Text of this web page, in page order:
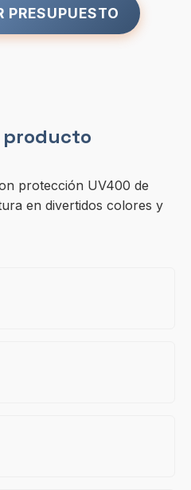
PRESUPUESTO
producto
protección UV400 de
en divertidos colores y